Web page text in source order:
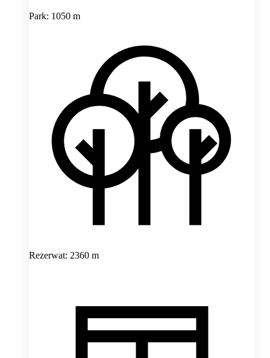
Park: 1050 m
Rezerwat: 2360 m